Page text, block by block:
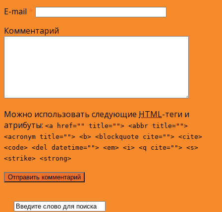
E-mail *
Комментарий
Можно использовать следующие HTML-теги и
атрибуты: <a href="" title=""> <abbr title="">
<acronym title=""> <b> <blockquote cite=""> <cite>
<code> <del datetime=""> <em> <i> <q cite=""> <s>
<strike> <strong>